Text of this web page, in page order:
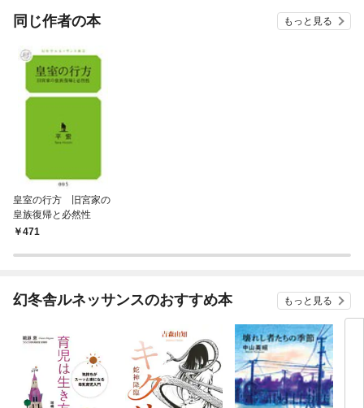
同じ作者の本 もっと見る
皇室の行方 旧宮家の
皇族復帰と必然性
471
幻冬舎ルネッサンスのおすすめ本 もっと見る